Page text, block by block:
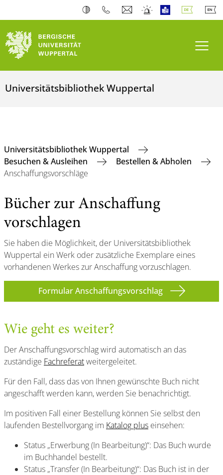
Universitätsbibliothek Wuppertal
Universitätsbibliothek Wuppertal
Besuchen & Ausleihen
Bestellen & Abholen
Anschaffungsvorschläge
Bücher zur Anschaffung
vorschlagen
Sie haben die Möglichkeit, der Universitätsbibliothek
Wuppertal ein Werk oder zusätzliche Exemplare eines
vorhandenen Werkes zur Anschaffung vorzuschlagen.
Formular Anschaffungsvorschlag
Wie geht es weiter?
Der Anschaffungsvorschlag wird automatisch an das
zuständige Fachreferatweitergeleitet.
Für den Fall, dass das von Ihnen gewünschte Buch nicht
angeschafft werden kann, werden Sie benachrichtigt.
Im positiven Fall einer Bestellung können Sie selbst den
laufenden Bestellvorgang im Katalog plus einsehen:
Status „Erwerbung (In Bearbeitung)“: Das Buch wurde
im Buchhandel bestellt.
Status „Transfer (In Bearbeitung)“: Das Buch ist in der